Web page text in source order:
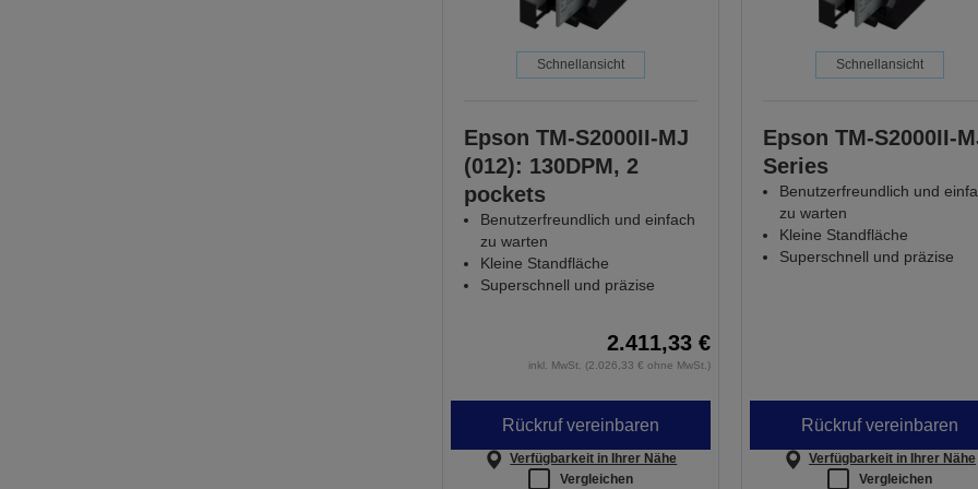
Schnellansicht
Epson TM-S2000II-MJ
(012): 130DPM, 2
pockets
Benutzerfreundlich und einfach
zu warten
Kleine Standfläche
Superschnell und präzise
2.411,33 €
inkl. MwSt. (2.026,33 € ohne MwSt.)
Rückruf vereinbaren
Verfügbarkeit in Ihrer Nähe
Vergleichen
Schnellansicht
Epson TM-S2000II-
Series
Benutzerfreundlich und
zu warten
Kleine Standfläche
Superschnell und präzise
Rückruf vereinbaren
Verfügbarkeit in Ihrer Nähe
Vergleichen